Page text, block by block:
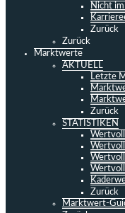
Nicht
Zurück
Zurück
Marktwerte
AKTUELL
Letzte
Zurück
STATISTIKEN
Zurück
Marktwert-